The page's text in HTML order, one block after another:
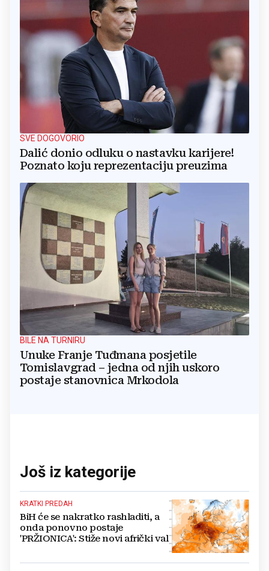
SVE DOGOVORIO
Dalić donio odluku o nastavku karijere!
Poznato koju reprezentaciju preuzima
BILE NA TURNIRU
Unuke Franje Tuđmana posjetile
Tomislavgrad – jedna od njih uskoro
postaje stanovnica Mrkodola
Još iz kategorije
KRATKI PREDAH
BiH će se nakratko rashladiti, a
onda ponovno postaje
'PRŽIONICA': Stiže novi afrički val